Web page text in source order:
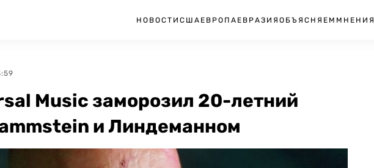
НОВОСТИ США ЕВРОПА ЕВРАЗИЯ ОБЪЯСНЯЕМ МНЕНИЯ
Music заморозил 20-летний
и Линдеманном